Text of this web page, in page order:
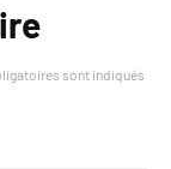
sont indiqués